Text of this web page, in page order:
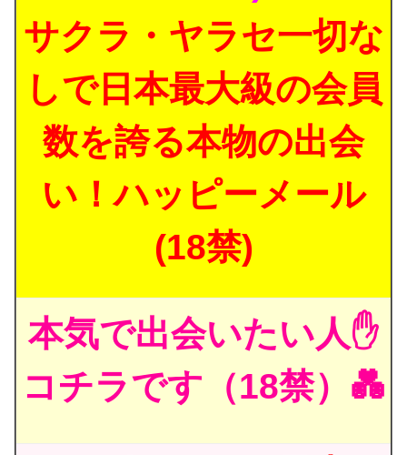
サクラ・ヤラセ一切な
しで日本最大級の会員
数を誇る本物の出会
い！ハッピーメール
(18禁)
本気で出会いたい人✋
コチラです（18禁）💑